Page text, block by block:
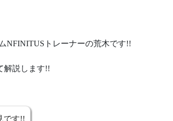
NFINITUSトレーナーの荒木です!!
解説します!!
です!!